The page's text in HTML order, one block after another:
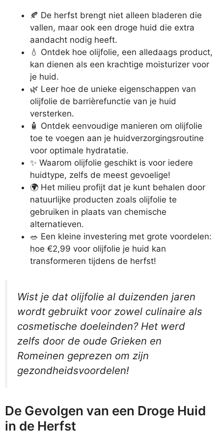
🍂 De herfst brengt niet alleen bladeren die
vallen, maar ook een droge huid die extra
aandacht nodig heeft.
💧 Ontdek hoe olijfolie, een alledaags product,
kan dienen als een krachtige moisturizer voor
je huid.
🌿 Leer hoe de unieke eigenschappen van
olijfolie de barrièrefunctie van je huid
versterken.
🧴 Ontdek eenvoudige manieren om olijfolie
toe te voegen aan je huidverzorgingsroutine
voor optimale hydratatie.
✨ Waarom olijfolie geschikt is voor iedere
huidtype, zelfs de meest gevoelige!
🌍 Het milieu profijt dat je kunt behalen door
natuurlijke producten zoals olijfolie te
gebruiken in plaats van chemische
alternatieven.
🥗 Een kleine investering met grote voordelen:
hoe €2,99 voor olijfolie je huid kan
transformeren tijdens de herfst!
Wist je dat olijfolie al duizenden jaren
wordt gebruikt voor zowel culinaire als
cosmetische doeleinden? Het werd
zelfs door de oude Grieken en
Romeinen geprezen om zijn
gezondheidsvoordelen!
De Gevolgen van een Droge Huid
in de Herfst